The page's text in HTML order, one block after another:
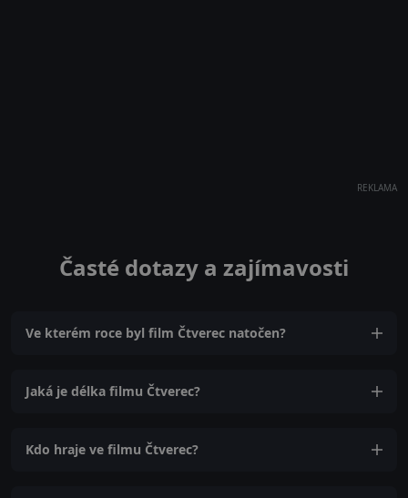
REKLAMA
Časté dotazy a zajímavosti
Ve kterém roce byl film Čtverec natočen?
Jaká je délka filmu Čtverec?
Kdo hraje ve filmu Čtverec?